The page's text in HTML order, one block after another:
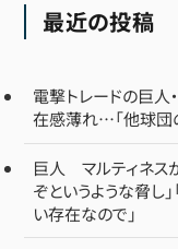
最近の投稿
電撃トレードの巨人
在感薄れ…「他球団
巨人 マルティネス
ぞというような脅し
い存在なので」